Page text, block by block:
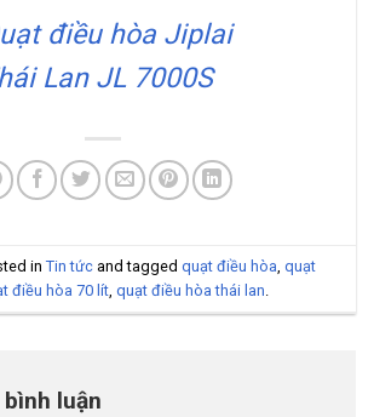
điều hòa Jiplai
Lan JL 7000S
inTin tức and taggedquạt điều hòa ,quạt
điều hòa 70 lít ,quạt điều hòa thái lan
luận